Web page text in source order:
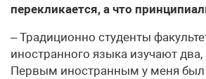
перекликается, а что
– Традиционно студенты
иностранного языка изучают два,
Первым иностранным у меня был